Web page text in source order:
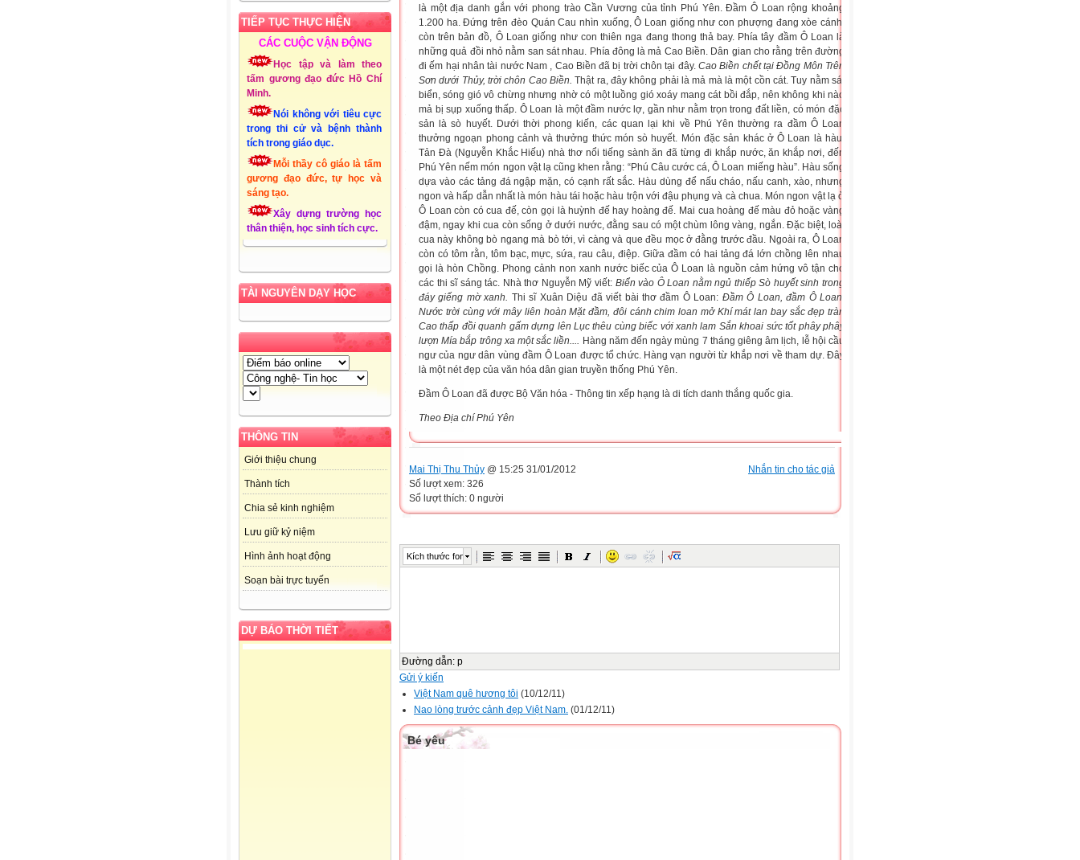
Chuyên môn: Lớp 1
Địa chỉ: Xuân Quang 3 -
Đồng Xuân - Phú Yên
Liên hệ Email:
mttthuy.th.xquang3.dx@phuyen.edu.vn.
ĐT:
Lập Website: 15/10/2011
TIẾP TỤC THỰC HIỆN
CÁC CUỘC VẬN ĐỘNG
Học tập và làm theo
tấm gương đạo đức Hồ Chí
Minh.
Nói không với tiêu cực
trong thi cử và bệnh thành
tích trong giáo dục.
Mỗi thầy cô giáo là tấm
gương đạo đức, tự học và
sáng tạo.
Xây dựng trường học
thân thiện, học sinh tích cực.
TÀI NGUYÊN DẠY HỌC
THÔNG TIN
Giới thiệu chung
Thành tích
Chia sẻ kinh nghiệm
Lưu giữ kỷ niệm
Hình ảnh hoạt động
Soạn bài trực tuyến
DỰ BÁO THỜI TIẾT
là một địa danh gắn với phong trào Cần Vương của tỉnh Phú Yên. Đầm Ô Loan rộng khoảng
1.200 ha. Đứng trên đèo Quán Cau nhìn xuống, Ô Loan giống như con phượng đang xòe cánh,
còn trên bản đồ, Ô Loan giống như con thiên nga đang thong thả bay. Phía tây đầm Ô Loan là
những quả đồi nhỏ nằm san sát nhau. Phía đông là mả Cao Biền. Dân gian cho rằng trên đường
đi ếm hại nhân tài nước Nam , Cao Biền đã bị trời chôn tại đây. Cao Biền chết tại Đồng Môn Trên
Sơn dưới Thủy, trời chôn Cao Biền. Thật ra, đây không phải là mả mà là một cồn cát. Tuy nằm sát
biển, sóng gió vô chừng nhưng nhờ có một luồng gió xoáy mang cát bồi đắp, nên không khi nào
mả bị sụp xuống thấp. Ô Loan là một đầm nước lợ, gần như nằm trọn trong đất liền, có món đặc
sản là sò huyết. Dưới thời phong kiến, các quan lại khi về Phú Yên thường ra đầm Ô Loan
thưởng ngoạn phong cảnh và thưởng thức món sò huyết. Món đặc sản khác ở Ô Loan là hàu.
Tản Đà (Nguyễn Khắc Hiếu) nhà thơ nổi tiếng sành ăn đã từng đi khắp nước, ăn khắp nơi, đến
Phú Yên nếm món ngon vật lạ cũng khen rằng: “Phú Câu cước cá, Ô Loan miếng hàu”. Hàu sống
dựa vào các tảng đá ngập mặn, có cạnh rất sắc. Hàu dùng để nấu cháo, nấu canh, xào, nhưng
ngon và hấp dẫn nhất là món hàu tái hoặc hàu trộn với đậu phụng và cà chua. Món ngon vật lạ ở
Ô Loan còn có cua đế, còn gọi là huỳnh đế hay hoàng đế. Mai cua hoàng đế màu đỏ hoặc vàng
đậm, ngay khi cua còn sống ở dưới nước, đằng sau có một chùm lông vàng, ngắn. Đặc biệt, loài
cua này không bò ngang mà bò tới, vì càng và que đều mọc ở đằng trước đầu. Ngoài ra, Ô Loan
còn có tôm rằn, tôm bạc, mực, sứa, rau câu, điệp. Giữa đầm có hai tảng đá lớn chồng lên nhau
gọi là hòn Chồng. Phong cảnh non xanh nước biếc của Ô Loan là nguồn cảm hứng vô tận cho
các thi sĩ sáng tác. Nhà thơ Nguyễn Mỹ viết: Biển vào Ô Loan nằm ngủ thiếp Sò huyết sinh trong
đáy giếng mờ xanh. Thi sĩ Xuân Diệu đã viết bài thơ đầm Ô Loan: Đầm Ô Loan, đầm Ô Loan.
Nước trời cùng với mây liên hoàn Mặt đầm, đôi cánh chim loan mở Khí mát lan bay sắc đẹp tràn
Cao thấp đồi quanh gấm dựng lên Lục thêu cùng biếc với xanh lam Sắn khoai sức tốt phây phây
lượn Mía bắp trông xa một sắc liền.... Hàng năm đến ngày mùng 7 tháng giêng âm lịch, lễ hội cầu
ngư của ngư dân vùng đầm Ô Loan được tổ chức. Hàng vạn người từ khắp nơi về tham dự. Đây
là một nét đẹp của văn hóa dân gian truyền thống Phú Yên.
Đầm Ô Loan đã được Bộ Văn hóa - Thông tin xếp hạng là di tích danh thắng quốc gia.
Theo Địa chí Phú Yên
Nhắn tin cho tác giả
Mai Thị Thu Thủy @ 15:25 31/01/2012
Số lượt xem: 326
Số lượt thích: 0 người
Kích thước font
Đường dẫn: p
Gửi ý kiến
Việt Nam quê hương tôi (10/12/11)
Nao lòng trước cảnh đẹp Việt Nam. (01/12/11)
Bé yêu